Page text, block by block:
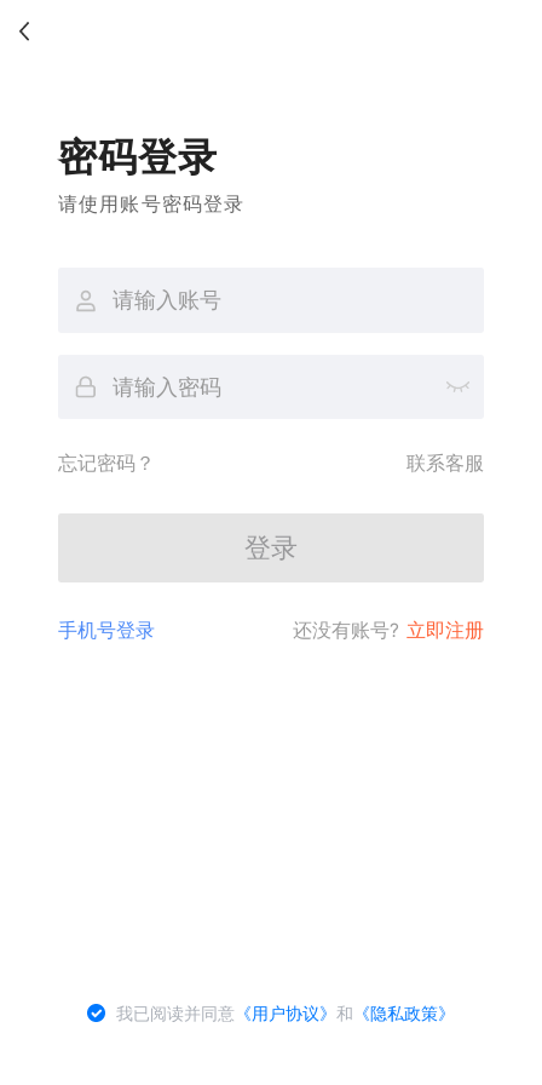
密码登录
请使用账号密码登录
忘记密码？ 联系客服
登录
手机号登录 还没有账号? 立即注册
我已阅读并同意 《用户协议》和 《隐私政策》